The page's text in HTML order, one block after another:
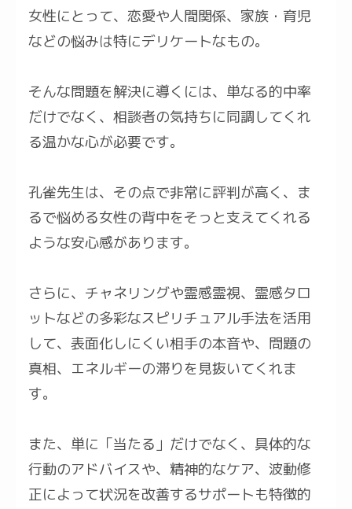
女性にとって、恋愛や人間関係、家族・育児
などの悩みは特にデリケートなもの。
そんな問題を解決に導くには、単なる的中率
だけでなく、相談者の気持ちに同調してくれ
る温かな心が必要です。
孔雀先生は、その点で非常に評判が高く、ま
るで悩める女性の背中をそっと支えてくれる
ような安心感があります。
さらに、チャネリングや霊感霊視、霊感タロ
ットなどの多彩なスピリチュアル手法を活用
して、表面化しにくい相手の本音や、問題の
真相、エネルギーの滞りを見抜いてくれま
す。
また、単に「当たる」だけでなく、具体的な
行動のアドバイスや、精神的なケア、波動修
正によって状況を改善するサポートも特徴的